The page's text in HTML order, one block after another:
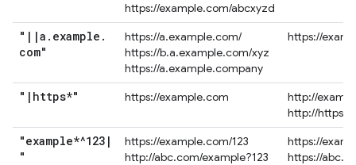
https://example.com/abcxyzd
" | |a . example .
com"
https://a.example.com/
https://b.a.example.com/xyz
https://a.example.company
https://
" | https*" https://example.com
http://
http://
"example*^123 |
"
https://example.com/123
http://abc.com/example?123
https://
https://